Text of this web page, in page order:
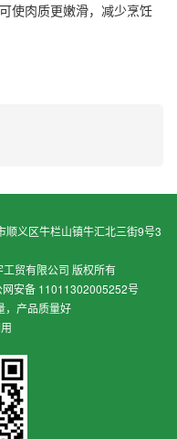
使肉质更嫩滑，减少烹饪
顺义区牛栏山镇牛汇北三街9号3
贸有限公司 版权所有
网安备 11011302005252号
，产品质量好